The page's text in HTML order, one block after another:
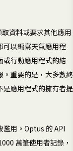
資料或要求其他應用
可以編寫天氣應用程
或行動應用程式的結
。重要的是，大多數終
是應用程式的擁有者提
濫用。Optus 的 API
萬筆使用者記錄，